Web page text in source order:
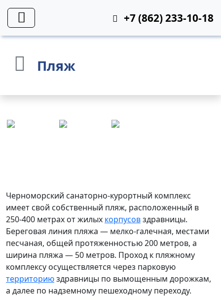
+7 (862) 233-10-18
Пляж
Черноморский санаторно-курортный комплекс
имеет свой собственный пляж, расположенный в
250-400 метрах от жилых корпусовздравницы.
Береговая линия пляжа — мелко-галечная, местами
песчаная, общей протяженностью 200 метров, а
ширина пляжа — 50 метров. Проход к пляжному
комплексу осуществляется через парковую
территориюздравницы по вымощенным дорожкам,
а далее по надземному пешеходному переходу.